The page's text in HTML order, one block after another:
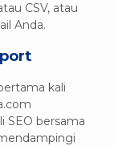
CSV, atau
Anda.
kali
SEO bersama